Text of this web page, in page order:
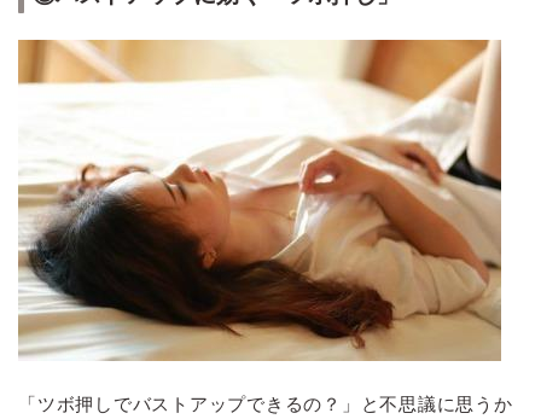
「ツボ押しでバストアップできるの？」と不思議に思うか